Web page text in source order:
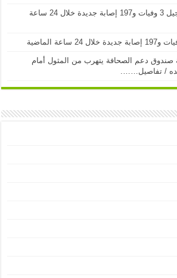
تسجيل 3 وفيات و197 إصابة جديدة خلال 24 ساعة
صندوق دعم الصحافة يتهرب من المثول أمام
/ تفاصيل…….